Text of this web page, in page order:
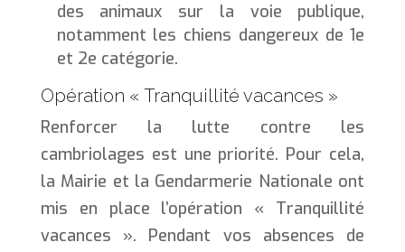
des animaux sur la voie publique,
notamment les chiens dangereux de 1e
et 2e catégorie.
Opération « Tranquillité vacances »
Renforcer la lutte contre les
cambriolages est une priorité. Pour cela,
la Mairie et la Gendarmerie Nationale ont
mis en place l’opération « Tranquillité
vacances ». Pendant vos absences de